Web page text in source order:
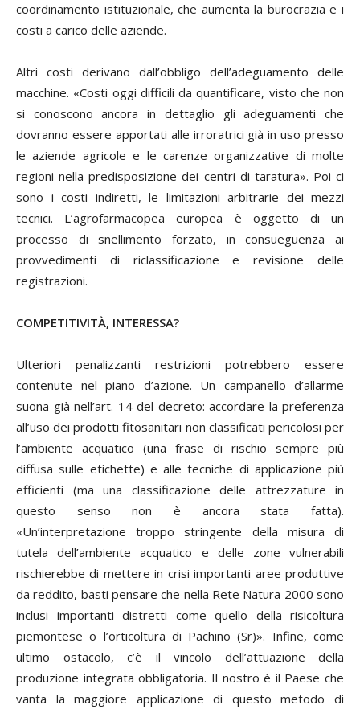
coordinamento istituzionale, che aumenta la burocrazia e i
costi a carico delle aziende.
Altri costi derivano dall’obbligo dell’adeguamento delle
macchine. «Costi oggi difficili da quantificare, visto che non
si conoscono ancora in dettaglio gli adeguamenti che
dovranno essere apportati alle irroratrici già in uso presso
le aziende agricole e le carenze organizzative di molte
regioni nella predisposizione dei centri di taratura». Poi ci
sono i costi indiretti, le limitazioni arbitrarie dei mezzi
tecnici. L’agrofarmacopea europea è oggetto di un
processo di snellimento forzato, in consueguenza ai
provvedimenti di riclassificazione e revisione delle
registrazioni.
COMPETITIVITÀ, INTERESSA?
Ulteriori penalizzanti restrizioni potrebbero essere
contenute nel piano d’azione. Un campanello d’allarme
suona già nell’art. 14 del decreto: accordare la preferenza
all’uso dei prodotti fitosanitari non classificati pericolosi per
l’ambiente acquatico (una frase di rischio sempre più
diffusa sulle etichette) e alle tecniche di applicazione più
efficienti (ma una classificazione delle attrezzature in
questo senso non è ancora stata fatta).
«Un’interpretazione troppo stringente della misura di
tutela dell’ambiente acquatico e delle zone vulnerabili
rischierebbe di mettere in crisi importanti aree produttive
da reddito, basti pensare che nella Rete Natura 2000 sono
inclusi importanti distretti come quello della risicoltura
piemontese o l’orticoltura di Pachino (Sr)». Infine, come
ultimo ostacolo, c’è il vincolo dell’attuazione della
produzione integrata obbligatoria. Il nostro è il Paese che
vanta la maggiore applicazione di questo metodo di